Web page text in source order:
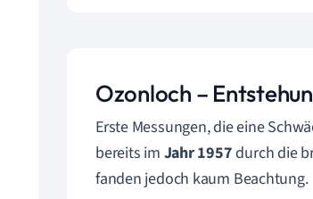
Ozonloch –
Erste Messungen, die eine
bereits im Jahr 1957durch die
fanden jedoch kaum Beachtung.